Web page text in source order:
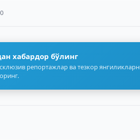
хабардор бўлинг
репортажлар ва тезкор